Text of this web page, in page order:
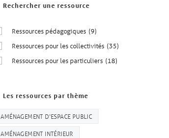
Rechercher une ressource
Ressources pédagogiques (9)
Ressources pour les collectivités (35)
Ressources pour les particuliers (18)
Les ressources par thème
AMÉNAGEMENT D'ESPACE PUBLIC
AMÉNAGEMENT INTÉRIEUR